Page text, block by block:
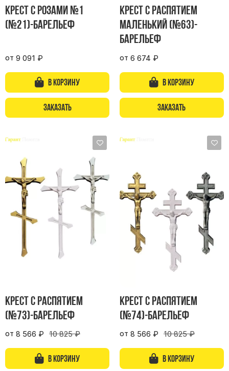
Памятники с полноформатным фото
Склеп
Cкульптуры ангел
Памятники Армянские
Европейские памятники
Памятники "Клипарт"
Памятники в форме креста
Зеркальные памятники
Памятники из белого мрамора Коелга
Креативные памятники
Кресты из белого мрамора
Фигурные памятники
Памятники в виде гитары
Памятники красно-черные
Памятники серые
Памятники зеленые
Памятники из Дымовского гранита
Крест с розами №1
(№21)-барельеф
от 9 091 ₽
В корзину
Заказать
Крест с распятием
маленький (№63)-
барельеф
от 6 674 ₽
В корзину
Заказать
Крест с распятием
(№73)-барельеф
от 8 566 ₽ 10 825 ₽
В корзину
Крест с распятием
(№74)-барельеф
от 8 566 ₽ 10 825 ₽
В корзину